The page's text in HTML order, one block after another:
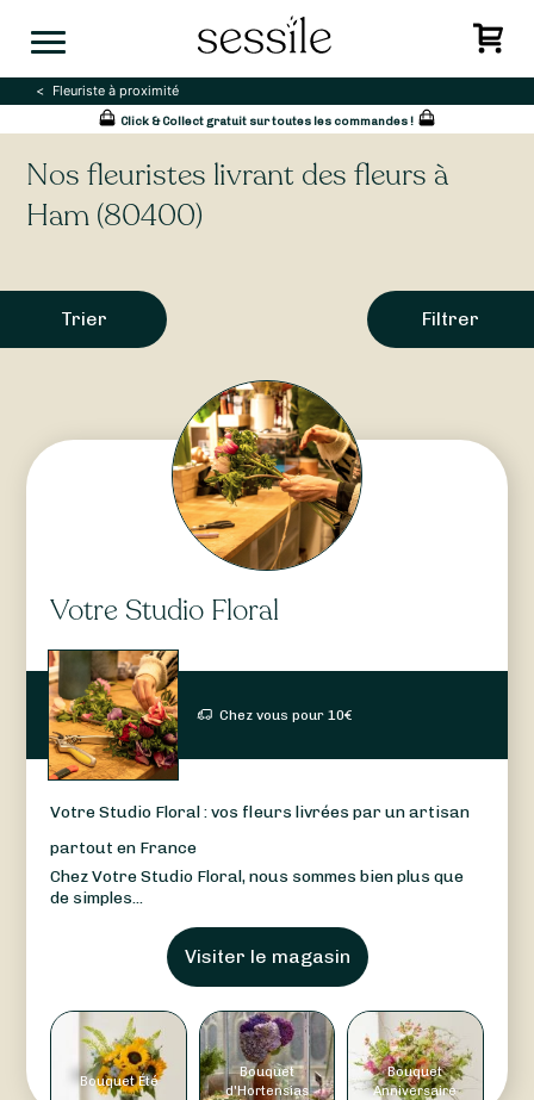
Fleuriste à proximité
Click & Collect gratuit sur toutes les commandes !
Nos fleuristes livrant des fleurs à
Ham (80400)
Trier Filtrer
Votre Studio Floral
Chez vous pour10€
Votre Studio Floral : vos fleurs livrées par un artisan
partout en France
Chez Votre Studio Floral, nous sommes bien plus que
de simples...
Visiter le magasin
Bouquet Été
Bouquet
d'Hortensias
Bouquet
Anniversaire